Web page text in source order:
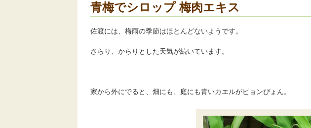
青梅でシロップ 梅肉エキス
佐渡には、梅雨の季節はほとんどないようです。
さらり、からりとした天気が続いています。
家から外にでると、畑にも、庭にも青いカエルがピョンぴょん。